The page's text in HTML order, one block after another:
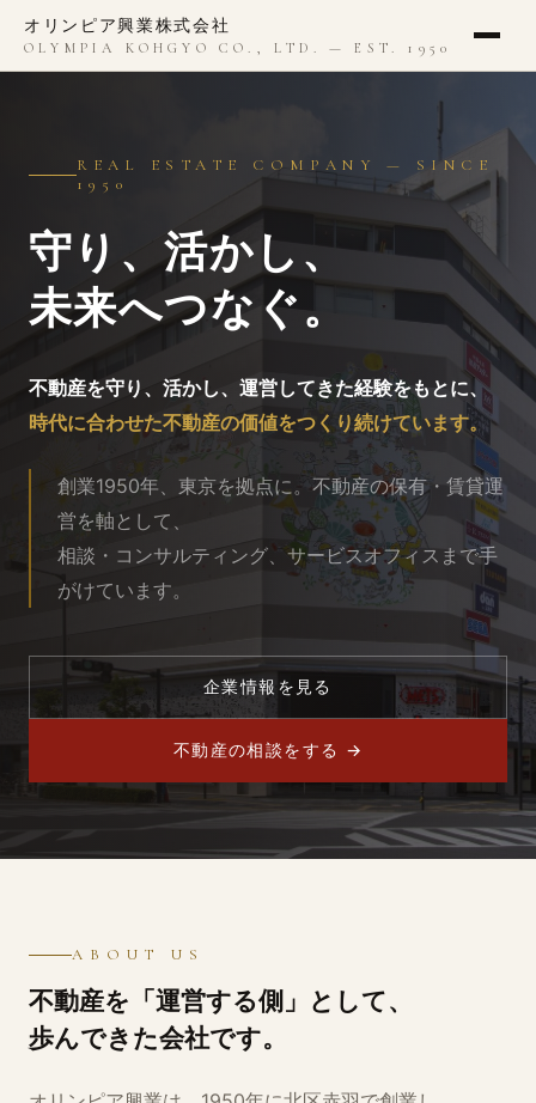
オリンピア興業株式会社
OLYMPIA KOHGYO CO., LTD. — EST. 1950
REAL ESTATE COMPANY — SINCE
1950
守り、活かし、
未来へつなぐ。
不動産を守り、活かし、運営してきた経験をもとに、
時代に合わせた不動産の価値をつくり続けています。
創業1950年、東京を拠点に。不動産の保有・⁠賃貸運
営を軸として、
相談・⁠コンサルティング、サービスオフィスまで手
がけています。
企業情報を見る
不動産の相談をする →
ABOUT US
不動産を「運営する側」として、
歩んできた会社です。